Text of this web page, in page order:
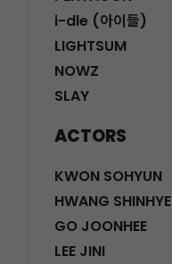
i-dle (아이들)
LIGHTSUM
NOWZ
SLAY
ACTORS
KWON SOHYUN
HWANG SHINHYE
GO JOONHEE
LEE JINI